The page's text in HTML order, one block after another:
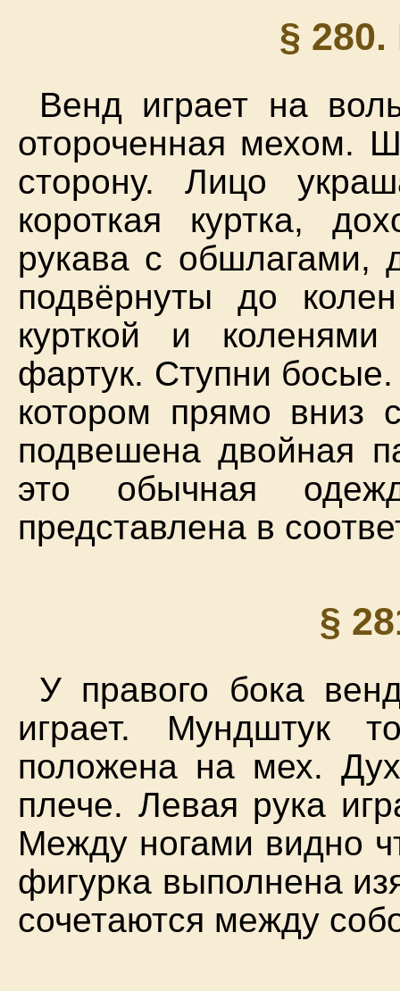
§
Венд играет на
отороченная мехом.
сторону. Лицо
короткая куртка,
рукава с обшлагами,
подвёрнуты до
курткой и
фартук. Ступни
котором прямо вниз
подвешена двойная
это обычная
представлена в
§
У правого бока
играет. Мундштук
положена на мех.
плече. Левая рука
Между ногами видно
фигурка выполнена
сочетаются между